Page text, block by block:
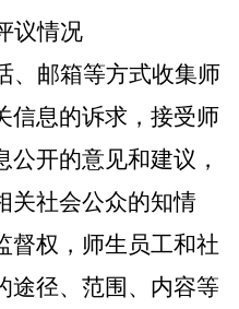
议情况
、邮箱等方式收集师
信息的诉求，接受师
开的意见和建议，
关社会公众的知情
督权，师生员工和社
途径、范围、内容等